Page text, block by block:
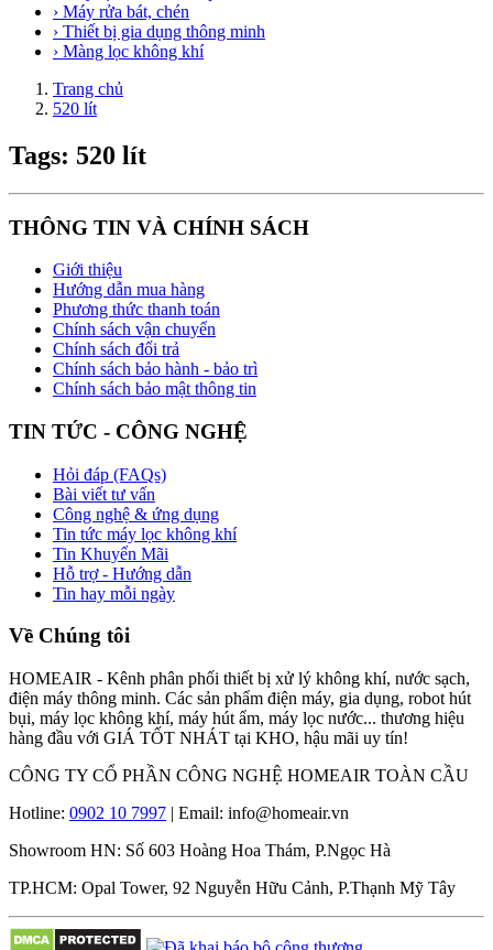
› Máy rửa bát, chén
› Thiết bị gia dụng thông minh
› Màng lọc không khí
Trang chủ
520 lít
Tags: 520 lít
THÔNG TIN VÀ CHÍNH SÁCH
Giới thiệu
Hướng dẫn mua hàng
Phương thức thanh toán
Chính sách vận chuyển
Chính sách đổi trả
Chính sách bảo hành - bảo trì
Chính sách bảo mật thông tin
TIN TỨC - CÔNG NGHỆ
Hỏi đáp (FAQs)
Bài viết tư vấn
Công nghệ & ứng dụng
Tin tức máy lọc không khí
Tin Khuyến Mãi
Hỗ trợ - Hướng dẫn
Tin hay mỗi ngày
Về Chúng tôi
HOMEAIR - Kênh phân phối thiết bị xử lý không khí, nước sạch,
điện máy thông minh. Các sản phẩm điện máy, gia dụng, robot hút
bụi, máy lọc không khí, máy hút ẩm, máy lọc nước... thương hiệu
hàng đầu với GIÁ TỐT NHÁT tại KHO, hậu mãi uy tín!
CÔNG TY CỔ PHẦN CÔNG NGHỆ HOMEAIR TOÀN CẦU
Hotline: 0902 10 7997 | Email: info@homeair.vn
Showroom HN: Số 603 Hoàng Hoa Thám, P.Ngọc Hà
TP.HCM: Opal Tower, 92 Nguyễn Hữu Cảnh, P.Thạnh Mỹ Tây